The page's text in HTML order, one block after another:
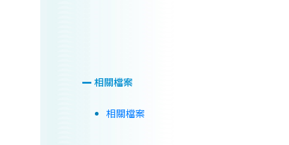
相關檔案
相關檔案